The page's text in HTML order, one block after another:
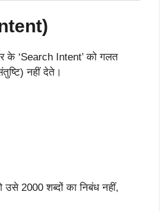
के ‘Search Intent’ को गलत
नहीं देते।
2000 शब्दों का निबंध नहीं,